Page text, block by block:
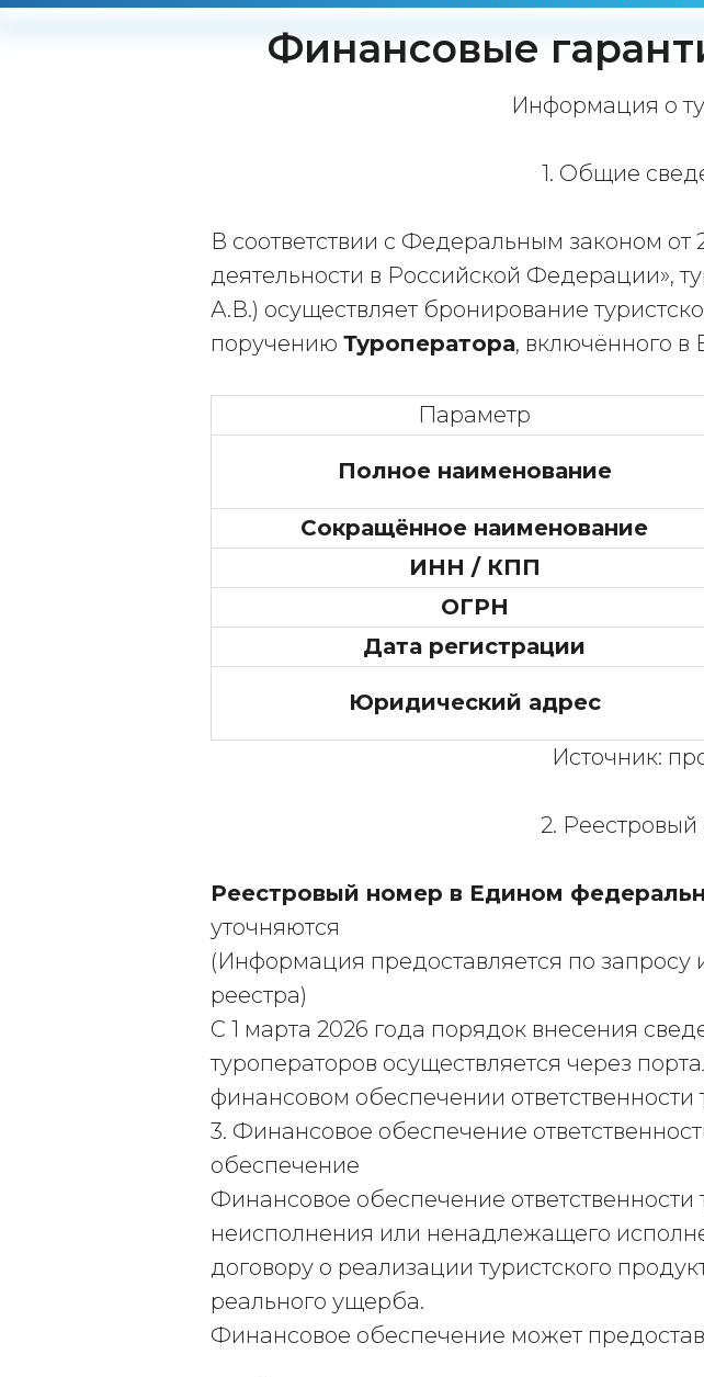
Финансовые
Информация о
1. Общие
В соответствии с Федеральным законом от
деятельности в Российской Федерации»,
А.В.) осуществляет бронирование
поручению Туроператора, включённого в
Параметр
Полное наименование
Сокращённое наименование
ИНН / КПП
ОГРН
Дата регистрации
Юридический адрес
Источник:
2.
Реестровый номер в Едином
уточняются
(Информация предоставляется по запросу
реестра)
С 1 марта 2026 года порядок внесения
туроператоров осуществляется через
финансовом обеспечении ответственности
3. Финансовое обеспечение
обеспечение
Финансовое обеспечение ответственности
неисполнения или ненадлежащего
договору о реализации туристского
реального ущерба.
Финансовое обеспечение может